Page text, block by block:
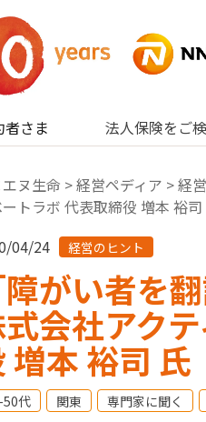
者さま 法人保険をご
ヌ生命 >経営ペディア >経
トラボ 代表取締役 増本 裕
04/24
経営のヒント
障がい者を
会社アク
増本 裕司 氏
代 関東 専門家に聞く